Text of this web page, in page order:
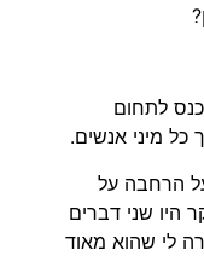
לתחום
מיני אנשים.
על הרחבה על
היו שני דברים
לי שהוא מאוד